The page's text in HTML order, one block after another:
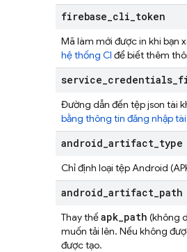
firebase_cli_token
Mã làm mới được in khi bạn
hệ thống CI để biết thêm
service_credentials_
Đường dẫn đến tệp json tài
bằng thông tin đăng nhập
android_artifact_type
Chỉ định loại tệp Android
android_artifact_path
Thay thếapk_path (không
muốn tải lên. Nếu không
được tạo.